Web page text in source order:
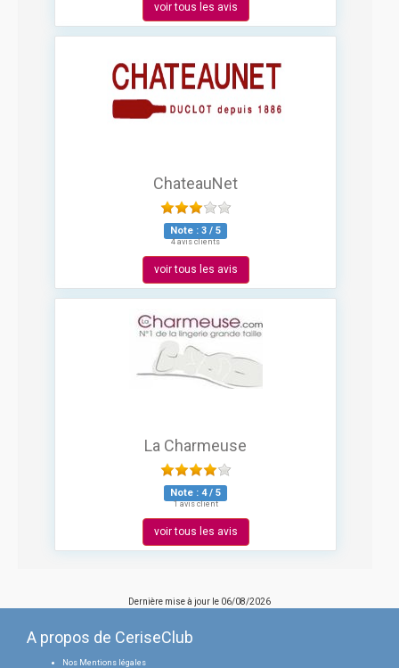
voir tous les avis
ChateauNet
Note : 3 / 5
4 avis clients
voir tous les avis
La Charmeuse
Note : 4/ 5
1 avis client
voir tous les avis
Dernière mise à jour le 06/08/2026
A propos de CeriseClub
Nos Mentions légales